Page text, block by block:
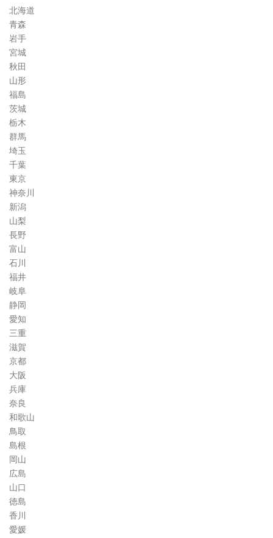
コ
ラ
ム
北海道
青森
岩手
宮城
秋田
山形
福島
茨城
栃木
群馬
埼玉
千葉
東京
神奈川
新潟
山梨
長野
富山
石川
福井
岐阜
静岡
愛知
三重
滋賀
京都
大阪
兵庫
奈良
和歌山
鳥取
島根
岡山
広島
山口
徳島
香川
愛媛